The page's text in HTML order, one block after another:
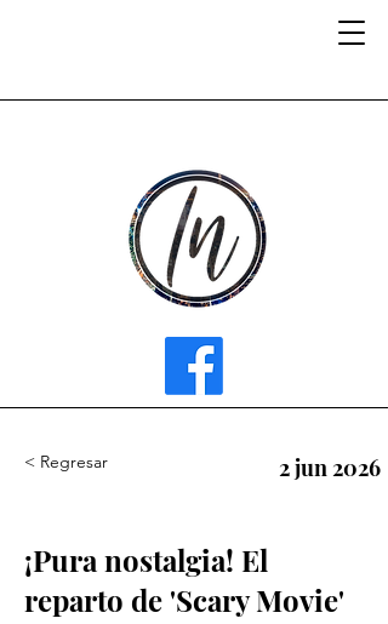
< Regresar 2 jun 2026
¡Pura nostalgia! El
reparto de 'Scary Movie'